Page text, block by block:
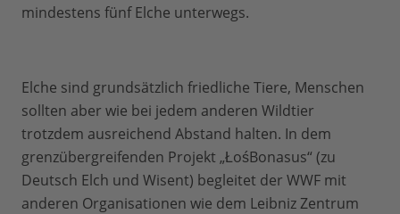
mindestens fünf Elche unterwegs.
Elche sind grundsätzlich friedliche Tiere, Menschen
sollten aber wie bei jedem anderen Wildtier
trotzdem ausreichend Abstand halten. In dem
grenzübergreifenden Projekt „ŁośBonasus“ (zu
Deutsch Elch und Wisent) begleitet der WWF mit
anderen Organisationen wie dem Leibniz Zentrum